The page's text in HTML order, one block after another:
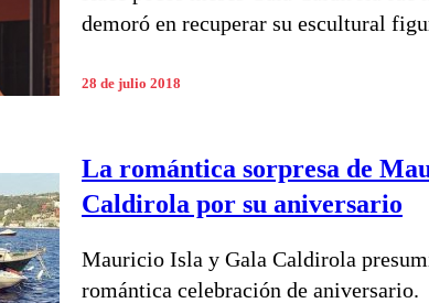
demoró en recuperar su escultural
28 de julio 2018
La romántica sorpresa de
Caldirola por su aniversario
Mauricio Isla y Gala Caldirola
romántica celebración de aniversario.